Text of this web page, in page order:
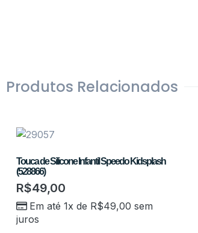
Produtos Relacionados
Touca de Silicone Infantil Speedo Kidsplash
(528866)
R$49,00
Em até 1x de R$49,00 sem
juros